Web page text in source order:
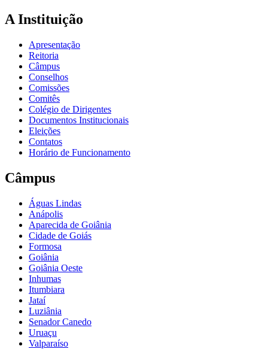
A Instituição
Apresentação
Reitoria
Câmpus
Conselhos
Comissões
Comitês
Colégio de Dirigentes
Documentos Institucionais
Eleições
Contatos
Horário de Funcionamento
Câmpus
Águas Lindas
Anápolis
Aparecida de Goiânia
Cidade de Goiás
Formosa
Goiânia
Goiânia Oeste
Inhumas
Itumbiara
Jataí
Luziânia
Senador Canedo
Uruaçu
Valparaíso